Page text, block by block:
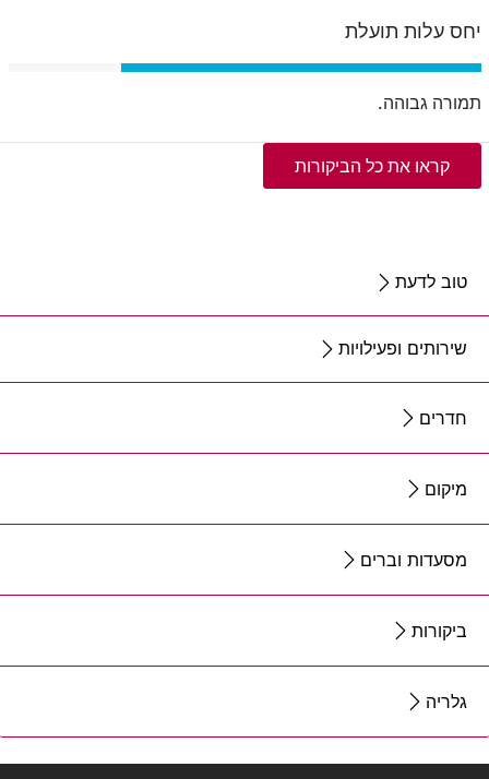
‫‫יחס עלות תועלת
תמורה גבוהה.
קראו את כל הביקורות
טוב לדעת
שירותים ופעילויות
חדרים
מיקום
מסעדות וברים
ביקורות
גלריה